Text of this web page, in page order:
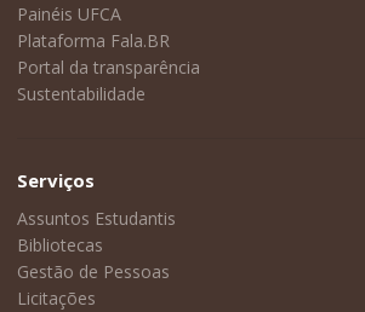
Painéis UFCA
Plataforma Fala.BR
Portal da transparência
Sustentabilidade
Serviços
Assuntos Estudantis
Bibliotecas
Gestão de Pessoas
Licitações